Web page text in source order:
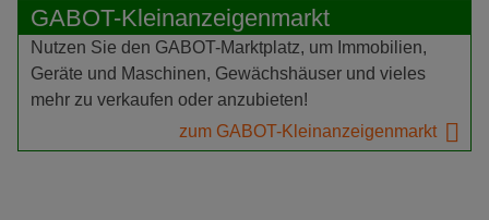
GABOT-Kleinanzeigenmarkt
Nutzen Sie den GABOT-Marktplatz, um Immobilien,
Geräte und Maschinen, Gewächshäuser und vieles
mehr zu verkaufen oder anzubieten!
zum GABOT-Kleinanzeigenmarkt